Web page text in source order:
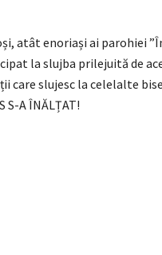
atât enoriași ai parohiei
la slujba prilejuită de
care slujesc la celelalte
S-A ÎNĂLȚAT!